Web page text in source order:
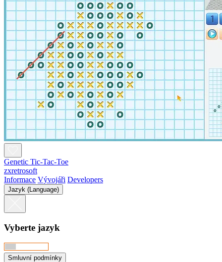
Genetic Tic-Tac-Toe
zxretrosoft
Informace Vývojáři Developers
Jazyk (Language)
Vyberte jazyk
Smluvní podmínky